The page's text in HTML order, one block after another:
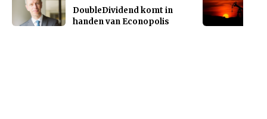
DoubleDividend komt in
handen van Econopolis